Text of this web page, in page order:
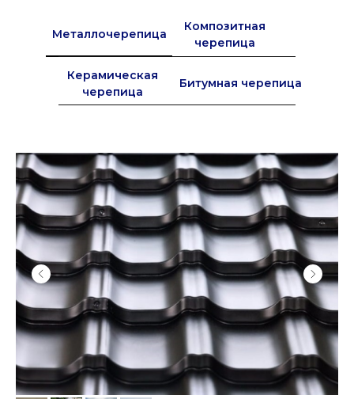
Металлочерепица
Композитная
черепица
Керамическая
черепица
Битумная черепица